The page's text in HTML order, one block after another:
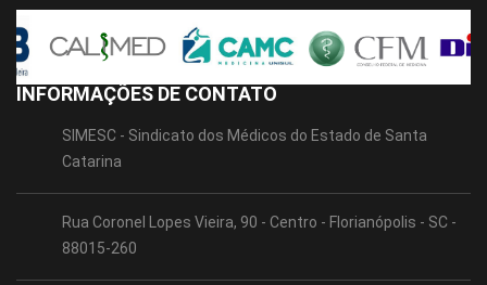
INFORMAÇÕES DE CONTATO
SIMESC - Sindicato dos Médicos do Estado de Santa
Catarina
Rua Coronel Lopes Vieira, 90 - Centro - Florianópolis - SC -
88015-260